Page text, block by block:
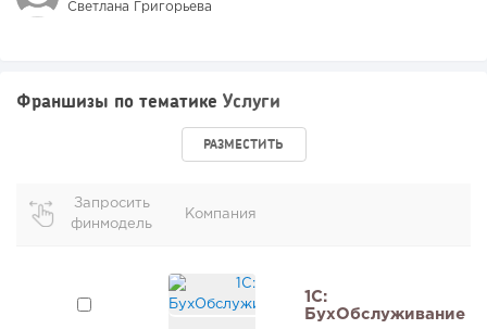
Светлана Григорьева
Франшизы по тематике Услуги
РАЗМЕСТИТЬ
Запросить
финмодель
Компания
1C:
БухОбслуживание